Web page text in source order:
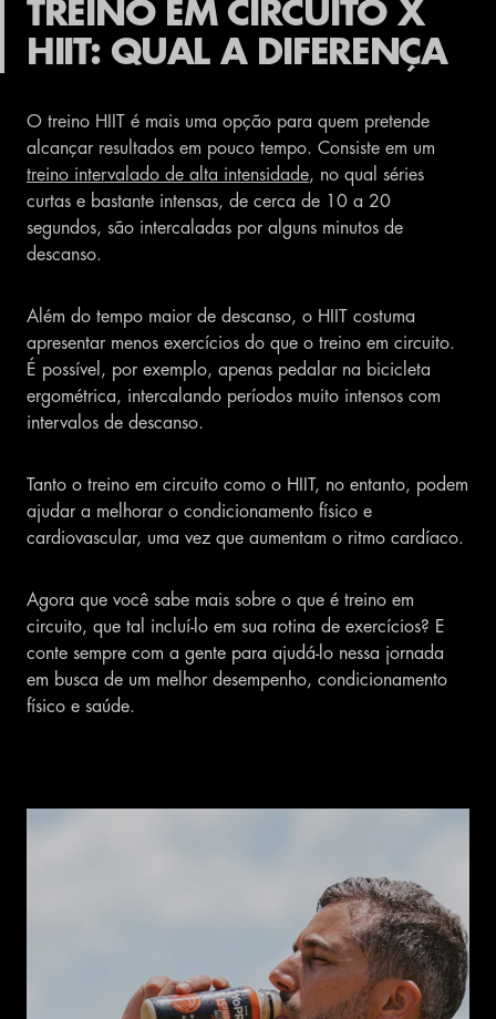
TREINO EM CIRCUITO X
HIIT: QUAL A DIFERENÇA
O treino HIIT é mais uma opção para quem pretende
alcançar resultados em pouco tempo. Consiste em um
treino intervalado de alta intensidade, no qual séries
curtas e bastante intensas, de cerca de 10 a 20
segundos, são intercaladas por alguns minutos de
descanso.
Além do tempo maior de descanso, o HIIT costuma
apresentar menos exercícios do que o treino em circuito.
É possível, por exemplo, apenas pedalar na bicicleta
ergométrica, intercalando períodos muito intensos com
intervalos de descanso.
Tanto o treino em circuito como o HIIT, no entanto, podem
ajudar a melhorar o condicionamento físico e
cardiovascular, uma vez que aumentam o ritmo cardíaco.
Agora que você sabe mais sobre o que é treino em
circuito, que tal incluí-lo em sua rotina de exercícios? E
conte sempre com a gente para ajudá-lo nessa jornada
em busca de um melhor desempenho, condicionamento
físico e saúde.